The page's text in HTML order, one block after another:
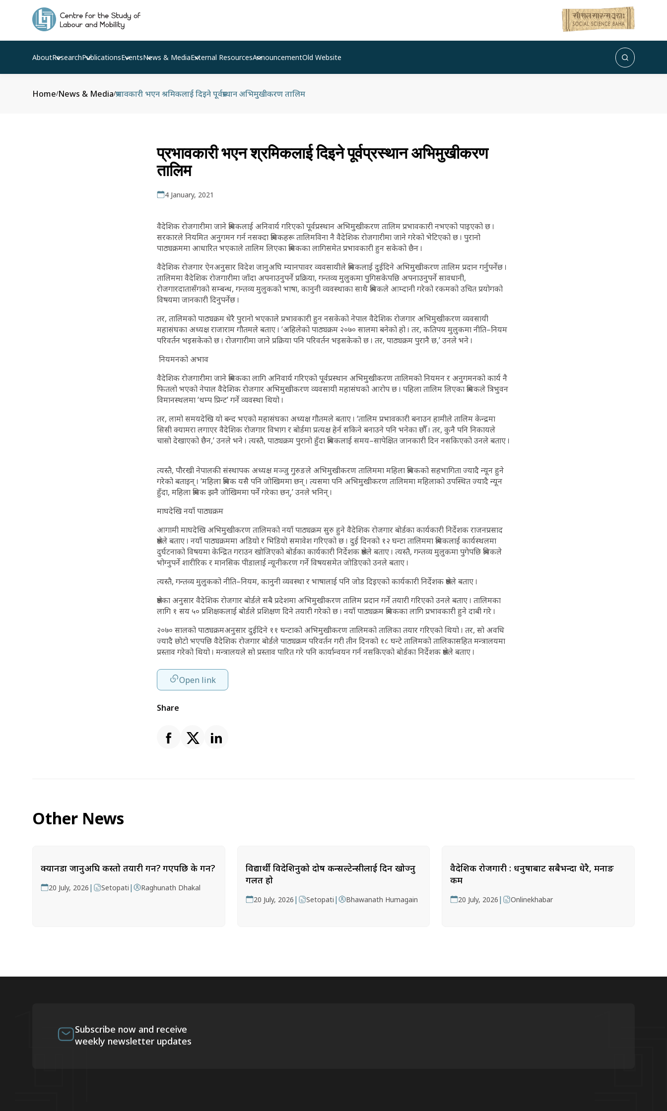
AboutResearchPublicationsEventsNews & MediaExternal ResourcesAnnouncementOld Website
Home/News & Media/प्रभावकारी भएन श्रमिकलाई दिइने पूर्वप्रस्थान अभिमुखीकरण तालिम
प्रभावकारी भएन श्रमिकलाई दिइने पूर्वप्रस्थान अभिमुखीकरण
तालिम
4 January, 2021
वैदेशिक रोजगारीमा जाने श्रमिकलाई अनिवार्य गरिएको पूर्वप्रस्थान अभिमुखीकरण तालिम प्रभावकारी नभएको पाइएको छ ।
सरकारले नियमित अनुगमन गर्न नसक्दा श्रमिकहरू तालिमविना नै वैदेशिक रोजगारीमा जाने गरेको भेटिएको छ । पुरानो
पाठ्यक्रममा आधारित भएकाले तालिम लिएका श्रमिकका लागिसमेत प्रभावकारी हुन सकेको छैन ।
वैदेशिक रोजगार ऐनअनुसार विदेश जानुअघि म्यानपावर व्यवसायीले श्रमिकलाई दुईदिने अभिमुखीकरण तालिम प्रदान गर्नुपर्नेछ ।
तालिममा वैदेशिक रोजगारीमा जाँदा अपनाउनुपर्ने प्रक्रिया, गन्तव्य मुलुकमा पुगिसकेपछि अपनाउनुपर्ने सावधानी,
रोजगारदातासँगको सम्बन्ध, गन्तव्य मुलुकको भाषा, कानुनी व्यवस्थाका साथै श्रमिकले आम्दानी गरेको रकमको उचित प्रयोगको
विषयमा जानकारी दिनुपर्नेछ ।
तर, तालिमको पाठ्यक्रम धेरै पुरानो भएकाले प्रभावकारी हुन नसकेको नेपाल वैदेशिक रोजगार अभिमुखीकरण व्यवसायी
महासंघका अध्यक्ष राजाराम गौतमले बताए । ‘अहिलेको पाठ्यक्रम २०७० सालमा बनेको हो । तर, कतिपय मुलुकमा नीति–नियम
परिवर्तन भइसकेको छ । रोजगारीमा जाने प्रक्रिया पनि परिवर्तन भइसकेको छ । तर, पाठ्यक्रम पुरानै छ,’ उनले भने ।
नियमनको अभाव
वैदेशिक रोजगारीमा जाने श्रमिकका लागि अनिवार्य गरिएको पूर्वप्रस्थान अभिमुखीकरण तालिमको नियमन र अनुगमनको कार्य नै
फितलो भएको नेपाल वैदेशिक रोजगार अभिमुखीकरण व्यवसायी महासंघको आरोप छ । पहिला तालिम लिएका श्रमिकले त्रिभुवन
विमानस्थलमा ‘थम्प प्रिन्ट’ गर्ने व्यवस्था थियो ।
तर, लामो समयदेखि यो बन्द भएको महासंघका अध्यक्ष गौतमले बताए । ‘तालिम प्रभावकारी बनाउन हामीले तालिम केन्द्रमा
सिसी क्यामरा लगाएर वैदेशिक रोजगार विभाग र बोर्डमा प्रत्यक्ष हेर्न सकिने बनाउने पनि भनेका छाैँ । तर, कुनै पनि निकायले
चासो देखाएको छैन,’ उनले भने । त्यस्तै, पाठ्यक्रम पुरानो हुँदा श्रमिकलाई समय–सापेक्षित जानकारी दिन नसकिएको उनले बताए ।
त्यस्तै, पौरखी नेपालकी संस्थापक अध्यक्ष मञ्जु गुरुङले अभिमुखीकरण तालिममा महिला श्रमिकको सहभागिता ज्यादै न्यून हुने
गरेको बताइन् । ‘महिला श्रमिक यसै पनि जोखिममा छन् । त्यसमा पनि अभिमुखीकरण तालिममा महिलाको उपस्थित ज्यादै न्यून
हुँदा, महिला श्रमिक झनै जोखिममा पर्ने गरेका छन्,’ उनले भनिन् ।
माघदेखि नयाँ पाठ्यक्रम
आगामी माघदेखि अभिमुखीकरण तालिमको नयाँ पाठ्यक्रम सुरु हुने वैदेशिक रोजगार बोर्डका कार्यकारी निर्देशक राजनप्रसाद
श्रेष्ठले बताए । नयाँ पाठ्यक्रममा अडियो र भिडियो समावेश गरिएको छ । दुई दिनको १२ घन्टा तालिममा श्रमिकलाई कार्यस्थलमा
दुर्घटनाको विषयमा केन्द्रित गराउन खोजिएको बोर्डका कार्यकारी निर्देशक श्रेष्ठले बताए । त्यस्तै, गन्तव्य मुलुकमा पुगेपछि श्रमिकले
भोग्नुपर्ने शारीरिक र मानसिक पीडालाई न्यूनीकरण गर्ने विषयसमेत जोडिएको उनले बताए ।
त्यस्तै, गन्तव्य मुलुकको नीति–नियम, कानुनी व्यवस्था र भाषालाई पनि जोड दिइएको कार्यकारी निर्देशक श्रेष्ठले बताए ।
श्रेष्ठका अनुसार वैदेशिक रोजगार बोर्डले सबै प्रदेशमा अभिमुखीकरण तालिम प्रदान गर्ने तयारी गरिएको उनले बताए । तालिमका
लागि १ सय ५० प्रशिक्षकलाई बोर्डले प्रशिक्षण दिने तयारी गरेको छ । नयाँ पाठ्यक्रम श्रमिकका लागि प्रभावकारी हुने दाबी गरे ।
२०७० सालको पाठ्यक्रमअनुसार दुईदिने ११ घन्टाको अभिमुखीकरण तालिमको तालिका तयार गरिएको थियो । तर, सो अवधि
ज्यादै छोटो भएपछि वैदेशिक रोजगार बोर्डले पाठ्यक्रम परिवर्तन गरी तीन दिनको १८ घन्टे तालिमको तालिकासहित मन्त्रालयमा
प्रस्ताव गरेको थियो । मन्त्रालयले सो प्रस्ताव पारित गरे पनि कार्यान्वयन गर्न नसकिएको बोर्डका निर्देशक श्रेष्ठले बताए ।
Open link
Share
Other News
क्यानडा जानुअघि कस्तो तयारी गर्ने? गएपछि के गर्ने?
20 July, 2026 | Setopati | Raghunath Dhakal
विद्यार्थी विदेशिनुको दोष कन्सल्टेन्सीलाई दिन खोज्नु
गलत हो
20 July, 2026 | Setopati | Bhawanath Humagain
वैदेशिक रोजगारी : धनुषाबाट सबैभन्दा धेरै, मनाङ
कम
20 July, 2026 | Onlinekhabar
Subscribe now and receive
weekly newsletter updates